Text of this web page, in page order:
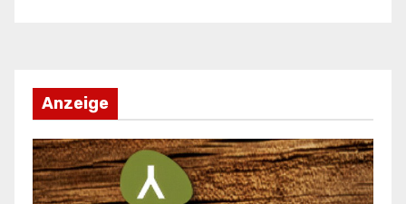
Anzeige
o
n